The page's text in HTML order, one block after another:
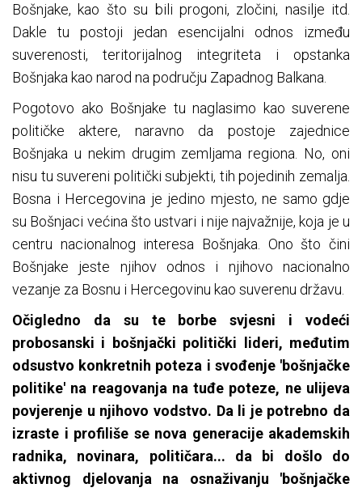
Bošnjake, kao što su bili progoni, zločini, nasilje itd.
Dakle tu postoji jedan esencijalni odnos između
suverenosti, teritorijalnog integriteta i opstanka
Bošnjaka kao narod na području Zapadnog Balkana.
Pogotovo ako Bošnjake tu naglasimo kao suverene
političke aktere, naravno da postoje zajednice
Bošnjaka u nekim drugim zemljama regiona. No, oni
nisu tu suvereni politički subjekti, tih pojedinih zemalja.
Bosna i Hercegovina je jedino mjesto, ne samo gdje
su Bošnjaci većina što ustvari i nije najvažnije, koja je u
centru nacionalnog interesa Bošnjaka. Ono što čini
Bošnjake jeste njihov odnos i njihovo nacionalno
vezanje za Bosnu i Hercegovinu kao suverenu državu.
Očigledno da su te borbe svjesni i vodeći
probosanski i bošnjački politički lideri, međutim
odsustvo konkretnih poteza i svođenje 'bošnjačke
politike' na reagovanja na tuđe poteze, ne ulijeva
povjerenje u njihovo vodstvo. Da li je potrebno da
izraste i profiliše se nova generacije akademskih
radnika, novinara, političara... da bi došlo do
aktivnog djelovanja na osnaživanju 'bošnjačke